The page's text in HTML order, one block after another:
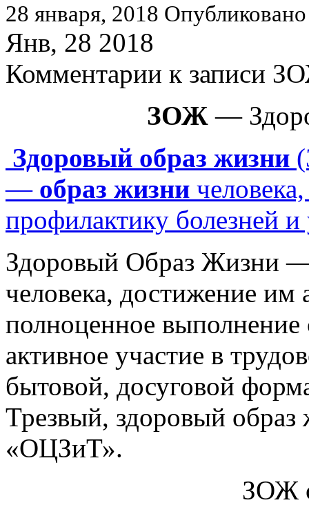
28 января, 2018
Янв, 28 2018
Комментарии к записи
ЗОЖ—
Здоровый образ жизни
— образ жизни
профилактику болезней и
Здоровый Образ Жизни —
человека, достижение им
полноценное
активное участие в
бытовой, досуговой
Трезвый, здоровый
«ОЦЗиТ».
ЗОЖ